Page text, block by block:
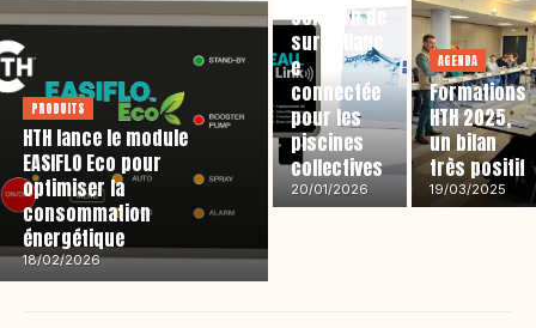
PRODUITS
HTH lance le module
EASIFLO Eco pour
optimiser la
consommation
énergétique
18/02/2026
solution de
surveillanc
e
connectée
pour les
piscines
collectives
20/01/2026
AGENDA
Formations
HTH 2025,
un bilan
très positif
19/03/2025